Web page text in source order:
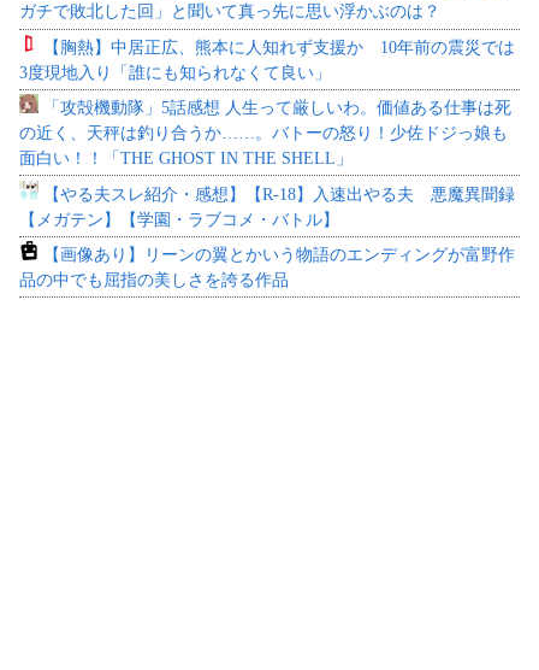
ガチで敗北した回」と聞いて真っ先に思い浮かぶのは？
【胸熱】中居正広、熊本に人知れず支援か 10年前の震災では
3度現地入り「誰にも知られなくて良い」
「攻殻機動隊」5話感想 人生って厳しいわ。価値ある仕事は死
の近く、天秤は釣り合うか……。バトーの怒り！少佐ドジっ娘も
面白い！！「THE GHOST IN THE SHELL」
【やる夫スレ紹介・感想】【R-18】入速出やる夫 悪魔異聞録
【メガテン】【学園・ラブコメ・バトル】
【画像あり】リーンの翼とかいう物語のエンディングが富野作
品の中でも屈指の美しさを誇る作品